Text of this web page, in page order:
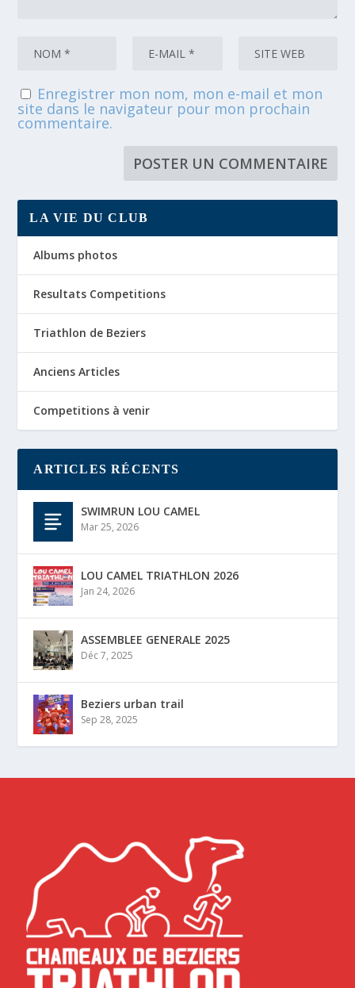
Enregistrer mon nom, mon e-mail et mon
site dans le navigateur pour mon prochain
commentaire.
LA VIE DU CLUB
Albums photos
Resultats Competitions
Triathlon de Beziers
Anciens Articles
Competitions à venir
ARTICLES RÉCENTS
SWIMRUN LOU CAMEL
Mar 25, 2026
LOU CAMEL TRIATHLON 2026
Jan 24, 2026
ASSEMBLEE GENERALE 2025
Déc 7, 2025
Beziers urban trail
Sep 28, 2025